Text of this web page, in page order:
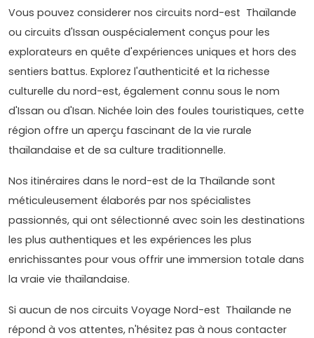
Vous pouvez considerer nos circuits nord-est Thaïlande
ou circuits d'Issan ouspécialement conçus pour les
explorateurs en quête d'expériences uniques et hors des
sentiers battus. Explorez l'authenticité et la richesse
culturelle du nord-est, également connu sous le nom
d'Issan ou d'Isan. Nichée loin des foules touristiques, cette
région offre un aperçu fascinant de la vie rurale
thaïlandaise et de sa culture traditionnelle.
Nos itinéraires dans le nord-est de la Thaïlande sont
méticuleusement élaborés par nos spécialistes
passionnés, qui ont sélectionné avec soin les destinations
les plus authentiques et les expériences les plus
enrichissantes pour vous offrir une immersion totale dans
la vraie vie thaïlandaise.
Si aucun de nos circuits Voyage Nord-est Thailande ne
répond à vos attentes, n'hésitez pas à nous contacter